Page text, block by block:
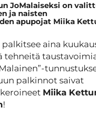
JoMalaiseksi on
ja naisten
apupojat Miika
palkitsee aina
tehneitä
palkinnot saivat
Miika
!